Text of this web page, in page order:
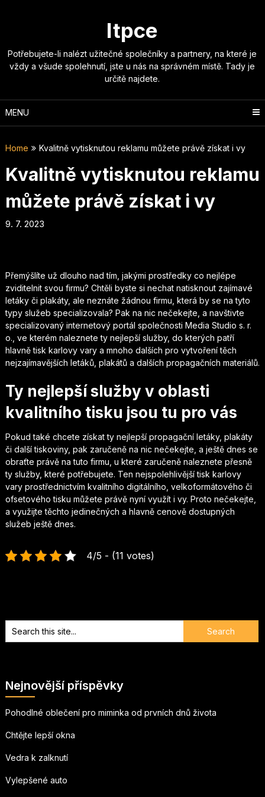
Itpce
Potřebujete-li nalézt užitečné společníky a partnery, na které je
vždy a všude spolehnutí, jste u nás na správném místě. Tady je
určitě najdete.
MENU
Home Kvalitně vytisknutou reklamu můžete právě získat i vy
Kvalitně vytisknutou reklamu
můžete právě získat i vy
9. 7. 2023
Přemýšlíte už dlouho nad tím, jakými prostředky co nejlépe
zviditelnit svou firmu? Chtěli byste si nechat natisknout zajímavé
letáky či plakáty, ale neznáte žádnou firmu, která by se na tyto
typy služeb specializovala? Pak na nic nečekejte, a navštivte
specializovaný internetový portál společnosti Media Studio s. r.
o., ve kterém naleznete ty nejlepší služby, do kterých patří
hlavnětisk karlovy varya mnoho dalších pro vytvoření těch
nejzajímavějších letáků, plakátů a dalších propagačních materiálů.
Ty nejlepší služby v oblasti
kvalitního tisku jsou tu pro vás
Pokud také chcete získat ty nejlepší propagační letáky, plakáty
či další tiskoviny, pak zaručeně na nic nečekejte, a ještě dnes se
obraťte právě na tuto firmu, u které zaručeně naleznete přesně
ty služby, které potřebujete. Ten nejspolehlivější tisk karlovy
vary prostřednictvím kvalitního digitálního, velkoformátového či
ofsetového tisku můžete právě nyní využít i vy. Proto nečekejte,
a využijte těchto jedinečných a hlavně cenově dostupných
služeb ještě dnes.
4/5 - (11 votes)
Nejnovější příspěvky
Pohodlné oblečení pro miminka od prvních dnů života
Chtějte lepší okna
Vedra k zalknutí
Vylepšené auto